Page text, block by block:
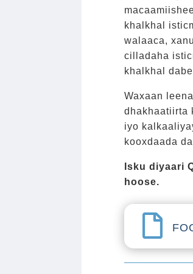
khalkhal
walaaca,
cilladaha
khalkhal
Waxaan
dhakhaatiirta
iyo
kooxdaada
Isku diyaari
hoose.
